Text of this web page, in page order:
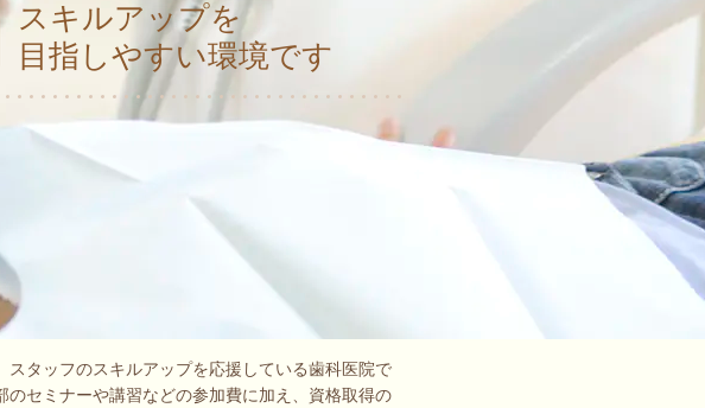
スキルアップを
目指しやすい環境です
スタッフのスキルアップを応援している歯科医院で
のセミナーや講習などの参加費に加え、資格取得の